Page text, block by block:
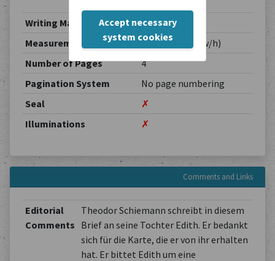
Accept necessary
system cookies
Writing Material
Paper
Measurements
0.00 / 0.00 cm (w/h)
Number of Pages
4
Pagination System
No page numbering
Seal
✗
Illuminations
✗
Comments and Links
Editorial
Comments
Theodor Schiemann schreibt in diesem
Brief an seine Tochter Edith. Er bedankt
sich für die Karte, die er von ihr erhalten
hat. Er bittet Edith um eine